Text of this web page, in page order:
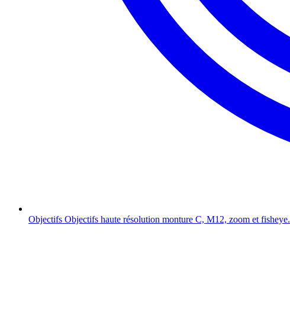
Objectifs Objectifs haute résolution monture C, M12, zoom et fisheye.